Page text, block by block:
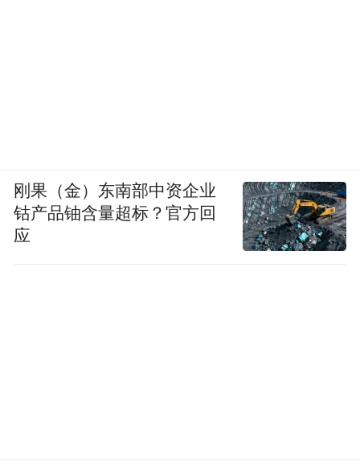
刚果（金）东南部中资企业
钴产品铀含量超标？官方回
应